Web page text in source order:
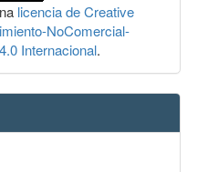
licencia de Creative
NoComercial-
Internacional.